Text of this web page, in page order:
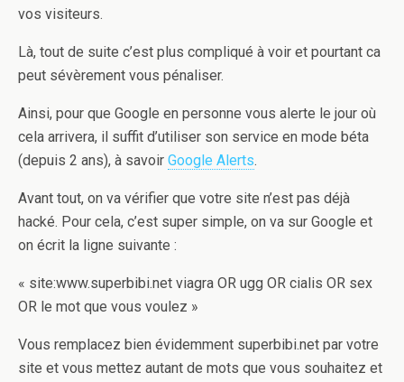
vos visiteurs.
Là, tout de suite c’est plus compliqué à voir et pourtant ca
peut sévèrement vous pénaliser.
Ainsi, pour que Google en personne vous alerte le jour où
cela arrivera, il suffit d’utiliser son service en mode béta
(depuis 2 ans), à savoir Google Alerts.
Avant tout, on va vérifier que votre site n’est pas déjà
hacké. Pour cela, c’est super simple, on va sur Google et
on écrit la ligne suivante :
« site:www.superbibi.net viagra OR ugg OR cialis OR sex
OR le mot que vous voulez »
Vous remplacez bien évidemment superbibi.net par votre
site et vous mettez autant de mots que vous souhaitez et